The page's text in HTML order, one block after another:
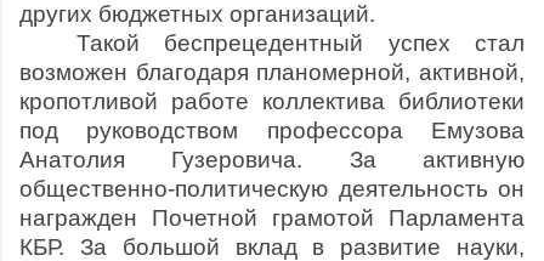
других бюджетных организаций.
Такой беспрецедентный успех стал
возможен благодаря планомерной, активной,
кропотливой работе коллектива библиотеки
под руководством профессора Емузова
Анатолия Гузеровича. За активную
общественно-политическую деятельность он
награжден Почетной грамотой Парламента
КБР. За большой вклад в развитие науки,